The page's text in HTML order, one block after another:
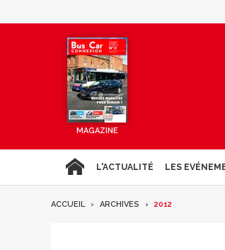
MAGAZINE
L'ACTUALITÉ LES
ACCUEIL ARCHIVES 2012